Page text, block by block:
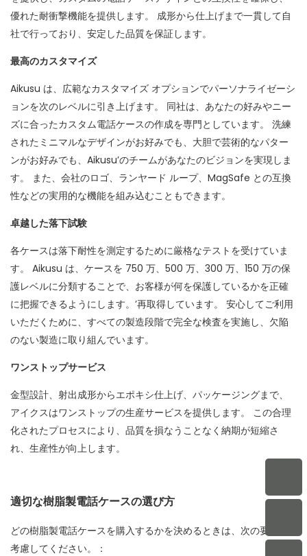
優れた耐衝撃機能を提供します。 成形から仕上げまで一貫して自
社で行っており、安定した品質を保証します。
最高のカスタマイズ
Aikusu は、広範なカスタマイズ オプションでパーソナライゼーシ
ョンを次のレベルに引き上げます。 同社は、あなたの好みやニー
ズに合ったカスタム電話ケースの作成を専門としています。 洗練
されたミニマルなデザインがお好みでも、大胆で芸術的なパター
ンがお好みでも、Aikusu’のチームがあなたのビジョンを実現しま
す。 また、会社のロゴ、ランヤード ループ、MagSafe との互換
性などの実用的な機能を組み込むこともできます。
卓越した落下試験
各ケースは落下耐性を測定するために厳格なテストを受けていま
す。 Aikusu は、ケースを 750 万、500 万、300 万、150 万の保
護レベルに分類することで、お客様が何を保護しているかを正確
に把握できるようにします。’再取得しています。 安心してご利用
いただくために、すべての製造段階で完全な検査を実施し、欠陥
のない製造に取り組んでいます。
ワンストップサービス
金型設計、射出成形からエポキシ仕上げ、パッケージングまで、
アイクスはワンストップの生産サービスを提供します。 この合理
化されたプロセスにより、品質を損なうことなく納期が短縮さ
れ、生産性が向上します。
適切な樹脂製電話ケースの選び方
どの樹脂製電話ケースを購入するかを決めるときは、次の要素を
考慮してください。：